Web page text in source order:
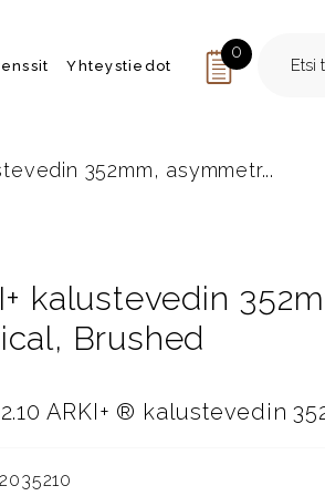
Yhteystiedot
0
352mm, asymmetr...
kalustevedin
Brushed
ARKI+ ® kalustevedin